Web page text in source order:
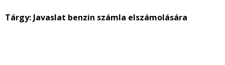
Tárgy: Javaslat benzin számla elszámolására